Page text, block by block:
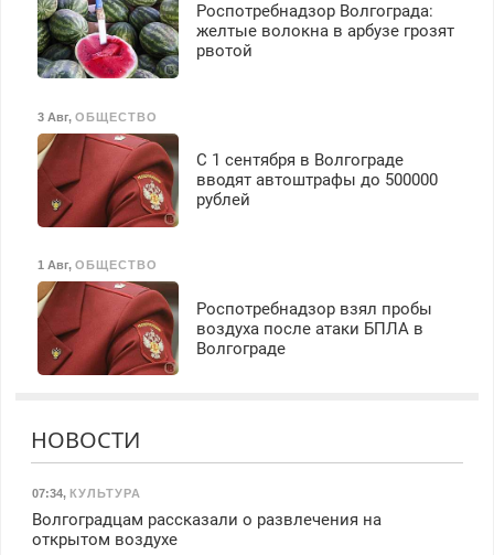
Роспотребнадзор Волгограда:
желтые волокна в арбузе грозят
рвотой
3 Авг, ОБЩЕСТВО
С 1 сентября в Волгограде
вводят автоштрафы до 500000
рублей
1 Авг, ОБЩЕСТВО
Роспотребнадзор взял пробы
воздуха после атаки БПЛА в
Волгограде
НОВОСТИ
07:34, КУЛЬТУРА
Волгоградцам рассказали о развлечения на
открытом воздухе